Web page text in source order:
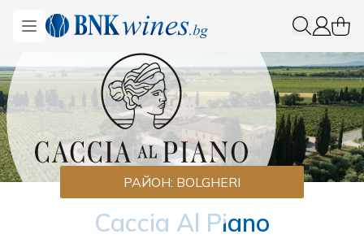
Open menu
BNKWines.bg
0
РАЙОН: BOLGHERI
Caccia Al Piano